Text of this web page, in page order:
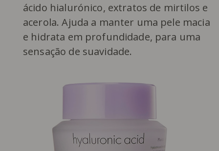
ácido hialurónico, extratos de mirtilos e
acerola. Ajuda a manter uma pele macia
e hidrata em profundidade, para uma
sensação de suavidade.